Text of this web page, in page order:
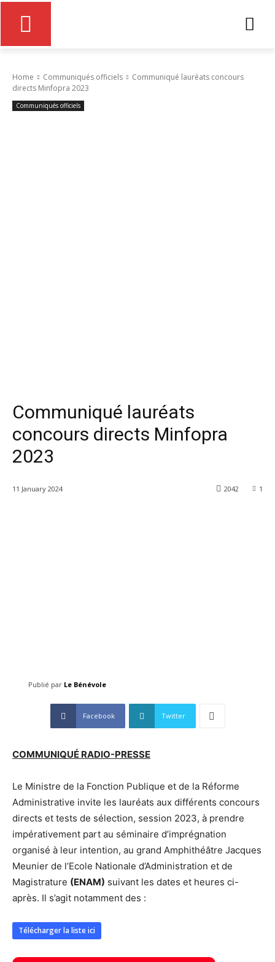
Home Communiqués officiels
Communiqué lauréats concours
directs Minfopra 2023
Communiqués officiels
Communiqué lauréats
concours directs Minfopra
2023
11 January 2024 1
2042
Publié par Le Bénévole
Facebook Twitter
COMMUNIQUÉ RADIO-PRESSE
Le Ministre de la Fonction Publique et de la Réforme
Administrative invite les lauréats aux différents concours
directs et tests de sélection, session 2023, à prendre
impérativement part au séminaire d’imprégnation
organisé à leur intention, au grand Amphithéâtre Jacques
Meunier de l’Ecole Nationale d’Administration et de
Magistrature (ENAM) suivant les dates et heures ci-
après. Il s’agit notamment des :
Télécharger la liste ici